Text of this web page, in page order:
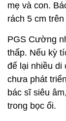
mẹ và con.
rách 5 cm
PGS Cường
thấp. Nếu kỳ
để lại nhiều di
chưa phát
bác sĩ siêu
trong bọc ối.